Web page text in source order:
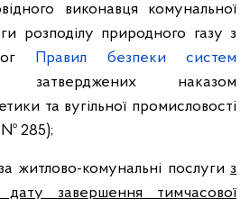
виконавця комунальної
розподілу природного газу з
Правил безпеки систем
затверджених наказом
та вугільної промисловості
№ 285);
житлово-комунальні послугиз
завершення тимчасової